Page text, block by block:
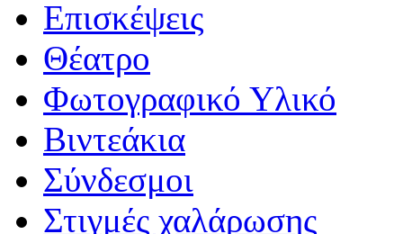
Επισκέψεις
Θέατρο
Φωτογραφικό Υλικό
Βιντεάκια
Σύνδεσμοι
Στιγμές χαλάρωσης